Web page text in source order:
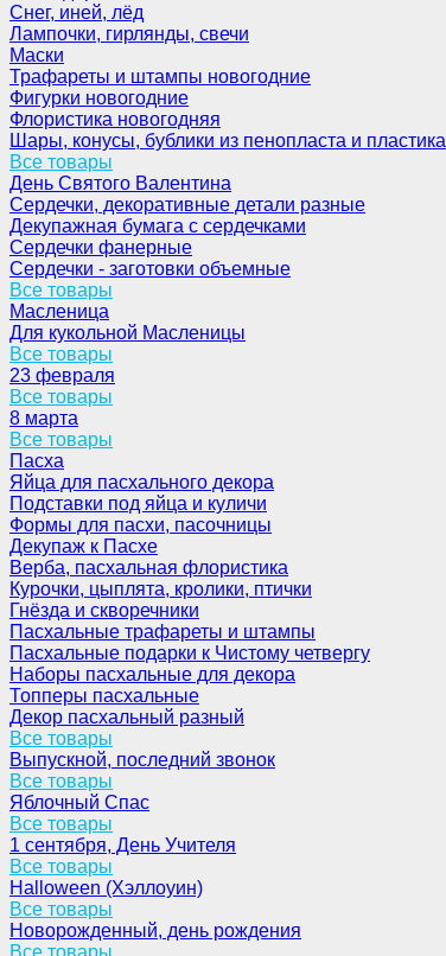
Снег, иней, лёд
Лампочки, гирлянды, свечи
Маски
Трафареты и штампы новогодние
Фигурки новогодние
Флористика новогодняя
Шары, конусы, бублики из пенопласта и пластика
Все товары
День Святого Валентина
Сердечки, декоративные детали разные
Декупажная бумага с сердечками
Сердечки фанерные
Сердечки - заготовки объемные
Все товары
Масленица
Для кукольной Масленицы
Все товары
23 февраля
Все товары
8 марта
Все товары
Пасха
Яйца для пасхального декора
Подставки под яйца и куличи
Формы для пасхи, пасочницы
Декупаж к Пасхе
Верба, пасхальная флористика
Курочки, цыплята, кролики, птички
Гнёзда и скворечники
Пасхальные трафареты и штампы
Пасхальные подарки к Чистому четвергу
Наборы пасхальные для декора
Топперы пасхальные
Декор пасхальный разный
Все товары
Выпускной, последний звонок
Все товары
Яблочный Спас
Все товары
1 сентября, День Учителя
Все товары
Halloween (Хэллоуин)
Все товары
Новорожденный, день рождения
Все товары